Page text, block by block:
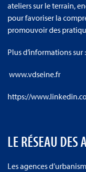
ateliers sur le terrain,
pour favoriser la
promouvoir des
Plus d’informations sur :
www.vdseine.fr
https://
LE RÉSEAU DES
Les agences